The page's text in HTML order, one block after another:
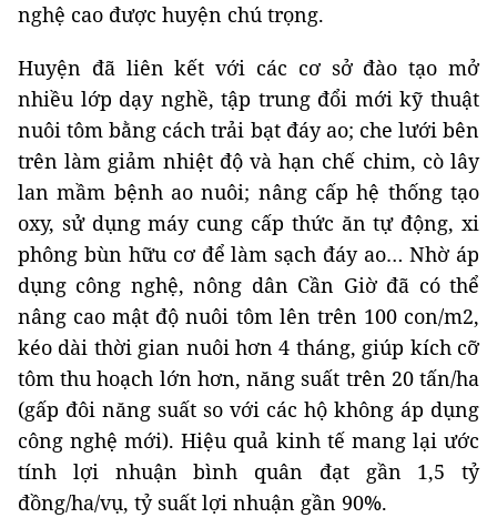
nghệ cao được huyện chú trọng.
Huyện đã liên kết với các cơ sở đào tạo mở
nhiều lớp dạy nghề, tập trung đổi mới kỹ thuật
nuôi tôm bằng cách trải bạt đáy ao; che lưới bên
trên làm giảm nhiệt độ và hạn chế chim, cò lây
lan mầm bệnh ao nuôi; nâng cấp hệ thống tạo
oxy, sử dụng máy cung cấp thức ăn tự động, xi
phông bùn hữu cơ để làm sạch đáy ao… Nhờ áp
dụng công nghệ, nông dân Cần Giờ đã có thể
nâng cao mật độ nuôi tôm lên trên 100 con/m2,
kéo dài thời gian nuôi hơn 4 tháng, giúp kích cỡ
tôm thu hoạch lớn hơn, năng suất trên 20 tấn/ha
(gấp đôi năng suất so với các hộ không áp dụng
công nghệ mới). Hiệu quả kinh tế mang lại ước
tính lợi nhuận bình quân đạt gần 1,5 tỷ
đồng/ha/vụ, tỷ suất lợi nhuận gần 90%.